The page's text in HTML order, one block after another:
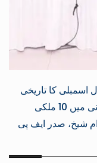
کمیٹی اور 20ویں جنرل اسمبلی کا تاریخی
CCI-ECO ایف پی سی سی آئی کی میزبانی میں 10 ملکی
شیخ، صدر ایف پی